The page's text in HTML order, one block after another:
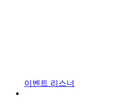
이벤트 리스너